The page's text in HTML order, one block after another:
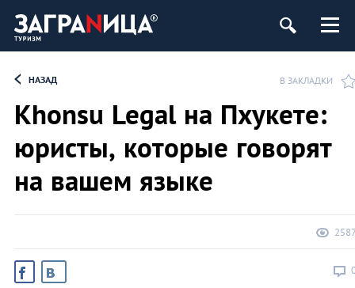
НАЗАД В ЗАКЛАДКИ
Khonsu Legal на Пхукете:
юристы, которые говорят
на вашем языке